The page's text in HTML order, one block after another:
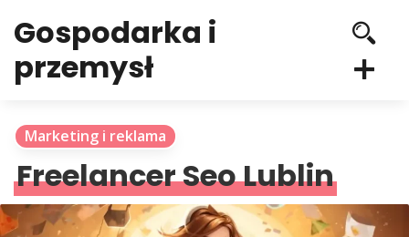
Gospodarka i
przemysł
Marketing i reklama
Freelancer Seo Lublin